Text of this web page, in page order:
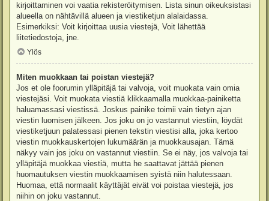
kirjoittaminen voi vaatia rekisteröitymisen. Lista sinun oikeuksistasi
alueella on nähtävillä alueen ja viestiketjun alalaidassa.
Esimerkiksi: Voit kirjoittaa uusia viestejä, Voit lähettää
liitetiedostoja, jne.
Ylös
Miten muokkaan tai poistan viestejä?
Jos et ole foorumin ylläpitäjä tai valvoja, voit muokata vain omia
viestejäsi. Voit muokata viestiä klikkaamalla muokkaa-painiketta
haluamassasi viestissä. Joskus painike toimii vain tietyn ajan
viestin luomisen jälkeen. Jos joku on jo vastannut viestiin, löydät
viestiketjuun palatessasi pienen tekstin viestisi alla, joka kertoo
viestin muokkauskertojen lukumäärän ja muokkausajan. Tämä
näkyy vain jos joku on vastannut viestiin. Se ei näy, jos valvoja tai
ylläpitäjä muokkaa viestiä, mutta he saattavat jättää pienen
huomautuksen viestin muokkaamisen syistä niin halutessaan.
Huomaa, että normaalit käyttäjät eivät voi poistaa viestejä, jos
niihin on joku vastannut.